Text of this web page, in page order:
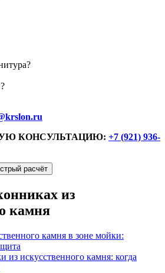
КОНСУЛЬТАЦИЮ: +7 (921) 936-
расчёт
из
камня
камня в зоне мойки:
из искусственного камня: когда